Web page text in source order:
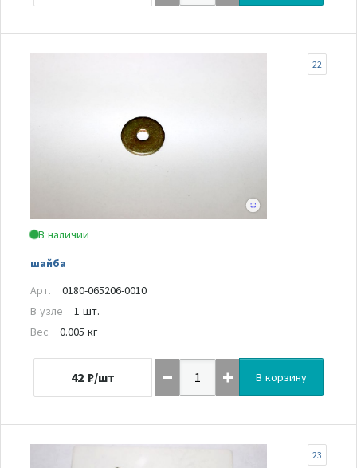
В наличии
шайба
22
Арт.
0180-065206-0010
В узле
1 шт.
Вес
0.005 кг
42 ₽/шт В корзину
23